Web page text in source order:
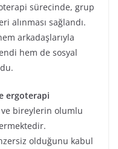
sürecinde, grup
alınması sağlandı.
arkadaşlarıyla
hem de sosyal
ergoterapi
bireylerin olumlu
olduğunu kabul